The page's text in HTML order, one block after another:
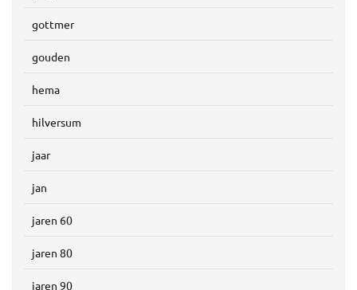
gottmer
gouden
hema
hilversum
jaar
jan
jaren 60
jaren 80
jaren 90